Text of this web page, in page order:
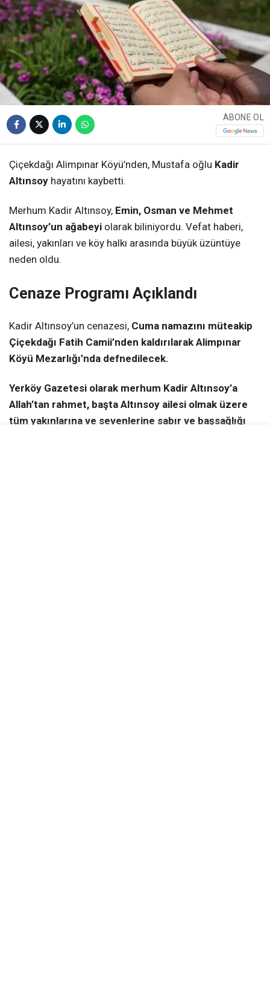
ABONE OL
Çiçekdağı Alimpınar Köyü’nden, Mustafa oğlu Kadir
Altınsoy hayatını kaybetti.
Merhum Kadir Altınsoy, Emin, Osman ve Mehmet
Altınsoy’un ağabeyi olarak biliniyordu. Vefat haberi,
ailesi, yakınları ve köy halkı arasında büyük üzüntüye
neden oldu.
Cenaze Programı Açıklandı
Kadir Altınsoy’un cenazesi, Cuma namazını müteakip
Çiçekdağı Fatih Camii’nden kaldırılarak Alimpınar
Köyü Mezarlığı’nda defnedilecek.
Yerköy Gazetesi olarak merhum Kadir Altınsoy’a
Allah’tan rahmet, başta Altınsoy ailesi olmak üzere
tüm yakınlarına ve sevenlerine sabır ve başsağlığı